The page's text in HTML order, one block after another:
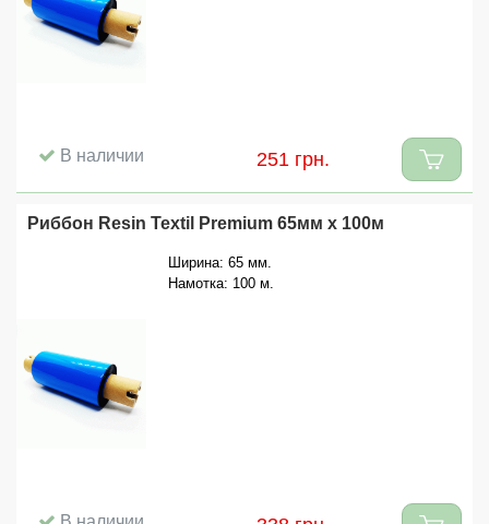
В наличии 251 грн.
Риббон Resin Textil Premium 65мм x 100м
Ширина: 65 мм.
Намотка: 100 м.